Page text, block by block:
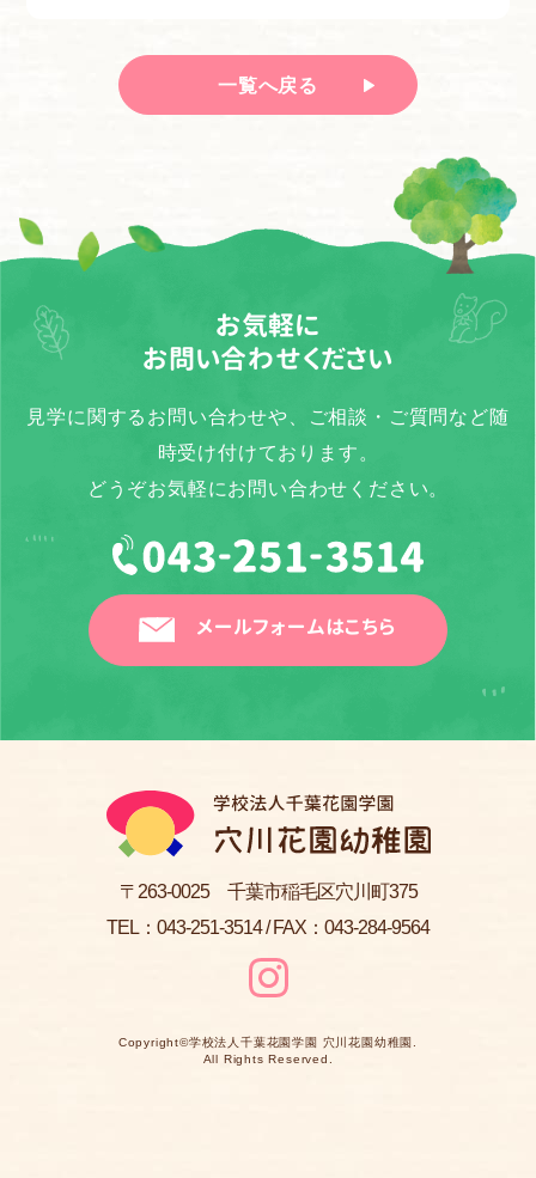
一覧へ戻る
お気軽に
お問い合わせください
見学に関するお問い合わせや、ご相談・ご質問など随
時受け付けております。
どうぞお気軽にお問い合わせください。
メールフォームはこちら
〒263-0025 千葉市稲毛区穴川町375
TEL： 043-251-3514/ FAX：043-284-9564
Copyright©学校法人千葉花園学園 穴川花園幼稚園 .
All Rights Reserved.